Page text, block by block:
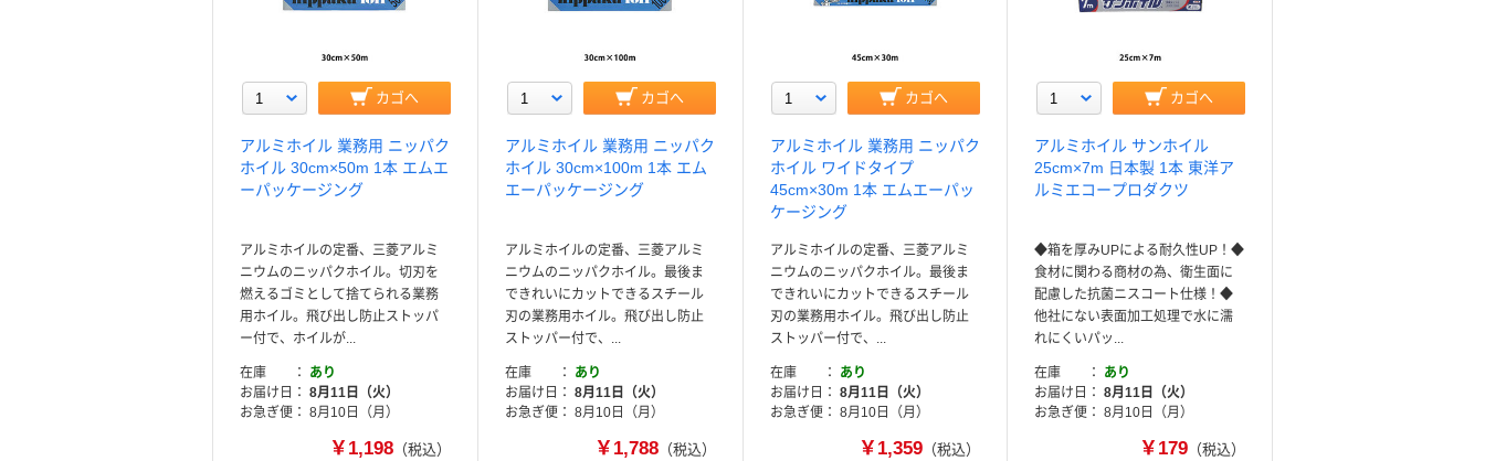
カゴへ
アルミホイル 業務用 ニッパク
ホイル 30cm×50m 1本 エムエ
ーパッケージング
アルミホイルの定番、三菱アルミ
ニウムのニッパクホイル。切刃を
燃えるゴミとして捨てられる業務
用ホイル。飛び出し防止ストッパ
ー付で、ホイルが...
在庫
あり
お届け日
8月11日（火）
お急ぎ便
8月10日（月）
￥1,198（税込）
カゴへ
アルミホイル 業務用 ニッパク
ホイル 30cm×100m 1本 エム
エーパッケージング
アルミホイルの定番、三菱アルミ
ニウムのニッパクホイル。最後ま
できれいにカットできるスチール
刃の業務用ホイル。飛び出し防止
ストッパー付で、...
在庫
あり
お届け日
8月11日（火）
お急ぎ便
8月10日（月）
￥1,788（税込）
カゴへ
アルミホイル 業務用 ニッパク
ホイル ワイドタイプ
45cm×30m 1本 エムエーパッ
ケージング
アルミホイルの定番、三菱アルミ
ニウムのニッパクホイル。最後ま
できれいにカットできるスチール
刃の業務用ホイル。飛び出し防止
ストッパー付で、...
在庫
あり
お届け日
8月11日（火）
お急ぎ便
8月10日（月）
￥1,359 （税込）
カゴへ
アルミホイル サンホイル
25cm×7m 日本製 1本 東洋ア
ルミエコープロダクツ
◆箱を厚みUPによる耐久性UP！◆
食材に関わる商材の為、衛生面に
配慮した抗菌ニスコート仕様！◆
他社にない表面加工処理で水に濡
れにくいパッ...
在庫
あり
お届け日
8月11日（火）
お急ぎ便
8月10日（月）
￥179 （税込）